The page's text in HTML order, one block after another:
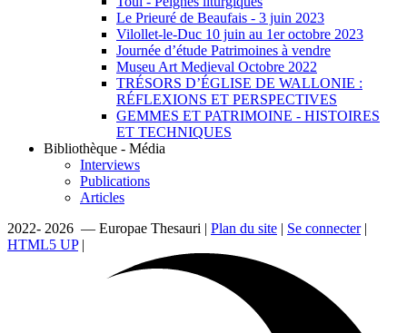
Le Prieuré de Beaufais - 3 juin 2023
Vilollet-le-Duc 10 juin au 1er octobre 2023
Journée d’étude Patrimoines à vendre
Museu Art Medieval Octobre 2022
TRÉSORS D’ÉGLISE DE WALLONIE :
RÉFLEXIONS ET PERSPECTIVES
GEMMES ET PATRIMOINE - HISTOIRES
ET TECHNIQUES
Bibliothèque - Média
Interviews
Publications
Articles
2022- 2026 — Europae Thesauri | Plan du site | Se connecter|
HTML5 UP|